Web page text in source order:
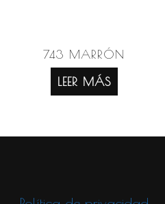
743 MARRÓN
LEER MÁS